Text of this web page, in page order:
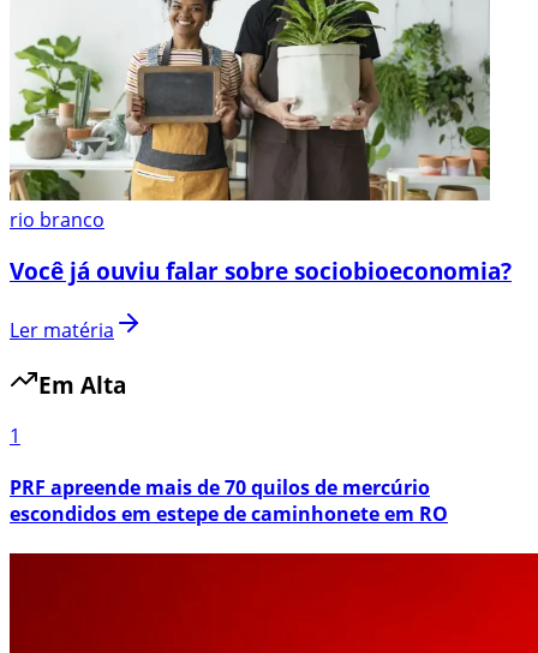
rio branco
Você já ouviu falar sobre sociobioeconomia?
Ler matéria
Em Alta
1
PRF apreende mais de 70 quilos de mercúrio
escondidos em estepe de caminhonete em RO